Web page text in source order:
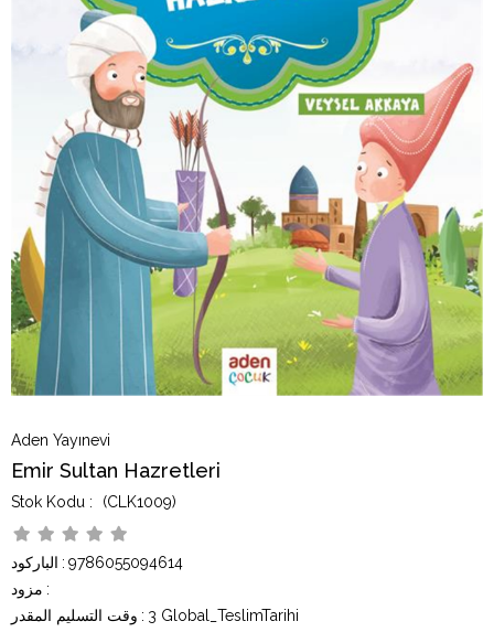
Aden Yayınevi
Emir Sultan Hazretleri
(CLK1009)
الباركود : 9786055094614
مزود :
وقت التسليم المقدر : 3 Global_TeslimTarihi